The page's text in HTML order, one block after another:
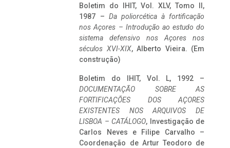
Boletim do IHIT, Vol. XLV, Tomo II,
1987 – Da poliorcética à fortificação
nos Açores – Introdução ao estudo do
sistema defensivo nos Açores nos
séculos XVI-XIX, Alberto Vieira. (Em
construção)
Boletim do IHIT, Vol. L, 1992 –
DOCUMENTAÇÃO SOBRE AS
FORTIFICAÇÕES DOS AÇORES
EXISTENTES NOS ARQUIVOS DE
LISBOA – CATÁLOGO, Investigação de
Carlos Neves e Filipe Carvalho –
Coordenação de Artur Teodoro de